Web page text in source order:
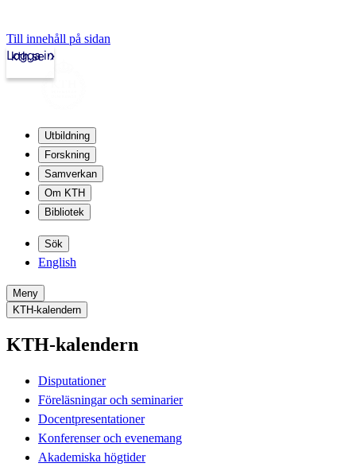
Till innehåll på sidan
kth.se
Logga in
Utbildning
Forskning
Samverkan
Om KTH
Bibliotek
Sök
English
Meny
KTH-kalendern
KTH-kalendern
Disputationer
Föreläsningar och seminarier
Docentpresentationer
Konferenser och evenemang
Akademiska högtider